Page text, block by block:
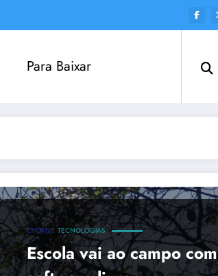
Para Baixar
CYORGS TECNOLOGIAS
Escola vai ao campo com